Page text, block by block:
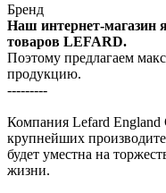
Бренд
Наш интернет-магазин
товаров LEFARD.
Поэтому предлагаем
продукцию.
---------
Компания Lefard England
крупнейших
будет уместна на
жизни.